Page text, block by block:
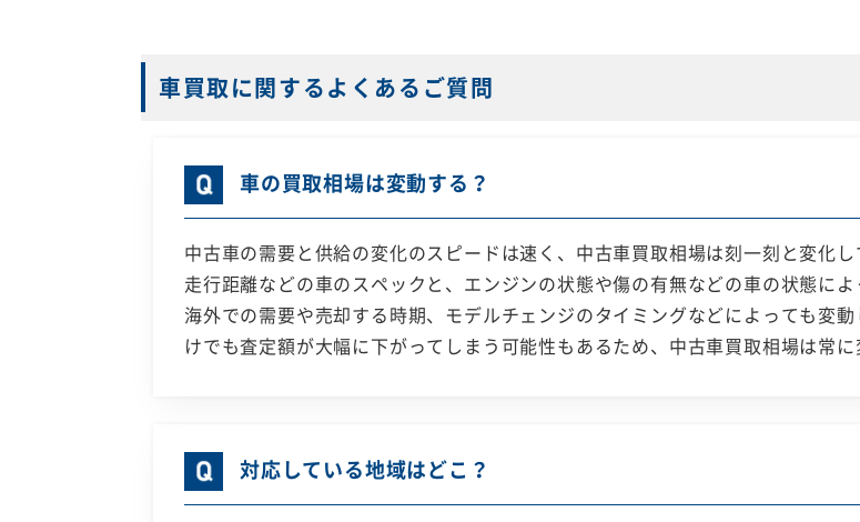
車買取に関するよくあるご質問
車の買取相場は変動する？
中古車の需要と供給の変化のスピードは速く、中古車買取相場は刻一刻と変化
走行距離などの車のスペックと、エンジンの状態や傷の有無などの車の状態に
海外での需要や売却する時期、モデルチェンジのタイミングなどによっても変
けでも査定額が大幅に下がってしまう可能性もあるため、中古車買取相場は常に
対応している地域はどこ？